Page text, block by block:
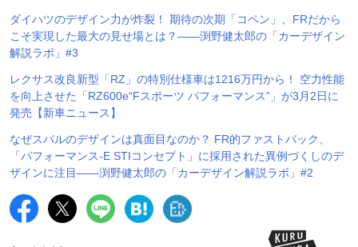
ダイハツのデザイン力が炸裂！ 期待の次期「コペン」、FRだから
こそ実現した最大の見せ場とは？——渕野健太郎の「カーデザイン
解説ラボ」#3
レクサス改良新型「RZ」の特別仕様車は1216万円から！ 空力性能
を向上させた「RZ600e“Fスポーツ パフォーマンス”」が3月2日に
発売【新車ニュース】
なぜスバルのデザインは真面目なのか？ FR的ファストバック、
「パフォーマンス-E STIコンセプト」に採用された異例づくしのデ
ザインに注目——渕野健太郎の「カーデザイン解説ラボ」#2